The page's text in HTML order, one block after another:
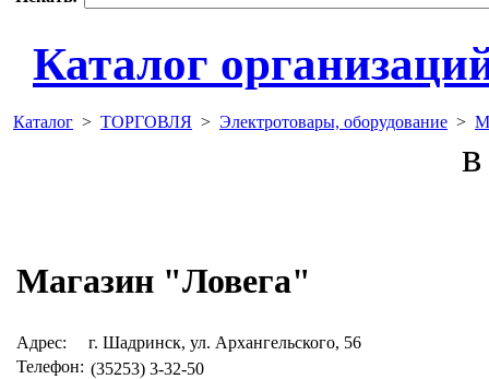
Каталог
Каталог > ТОРГОВЛЯ > Электротовары, оборудование >
Магазин "Ловега"
Адрес:
г. Шадринск, ул. Архангельского, 56
Телефон: (35253) 3-32-50